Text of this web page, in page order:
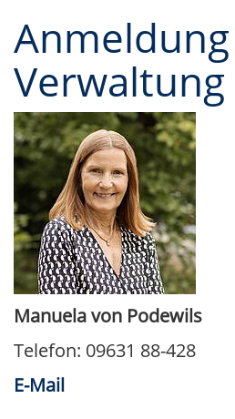
Verwaltung
Manuela von Podewils
Telefon: 09631 88-428
E-Mail